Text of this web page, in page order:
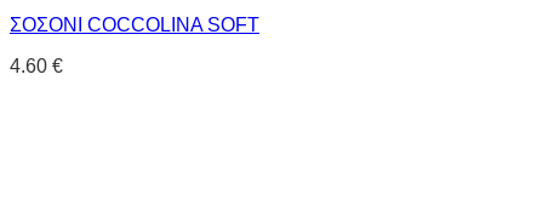
ΣΟΣΟΝΙ COCCOLINA SOFT
4.60 €